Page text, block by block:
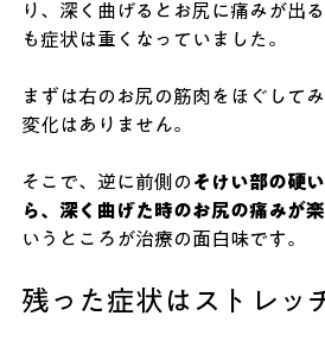
り、深く曲げるとお尻に痛みが出
も症状は重くなっていました。
まずは右のお尻の筋肉をほぐして
変化はありません。
そこで、逆に前側の そけい部の硬
ら、深く曲げた時のお尻の痛みが
いうところが治療の面白味です。
残った症状はストレッ